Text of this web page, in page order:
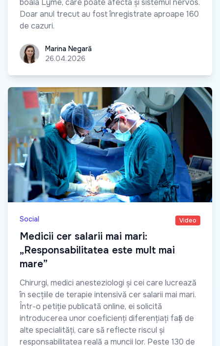
boala Lyme, care poate afecta și sistemul nervos.
Doar anul trecut au fost înregistrate aproape 160
de cazuri.
Marina Negară
Marina Negară
26.04.2026
Social Video
Medicii cer salarii mai mari:
„Responsabilitatea este mult mai
mare”
Chirurgi, medici anesteziologi și cei care lucrează
în secțiile de terapie intensivă cer salarii mai mari.
Într-o petiție publicată online, ei solicită
introducerea unor coeficienți diferențiați față de
alte specialități, care să reflecte riscul și
responsabilitatea reală a muncii lor. Peste 130 de